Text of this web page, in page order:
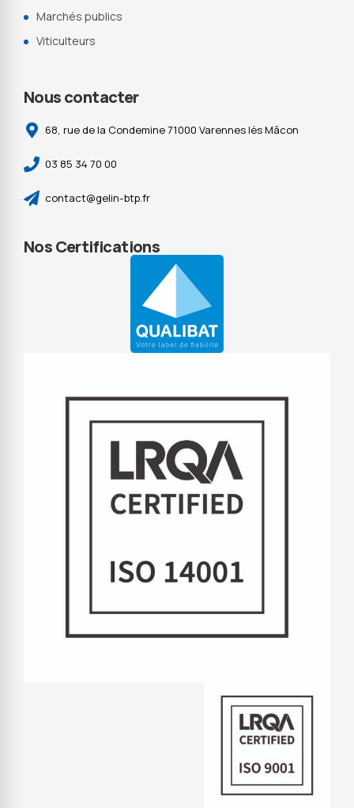
Marchés publics
Viticulteurs
Nous contacter
68, rue de la Condemine 71000 Varennes lès Mâcon
03 85 34 70 00
contact@gelin-btp.fr
Nos Certifications